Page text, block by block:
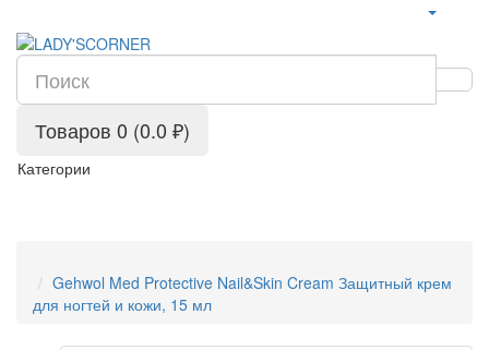
Товаров 0 (0.0 ₽)
Категории
Gehwol Med Protective Nail&Skin Cream Защитный крем
для ногтей и кожи, 15 мл